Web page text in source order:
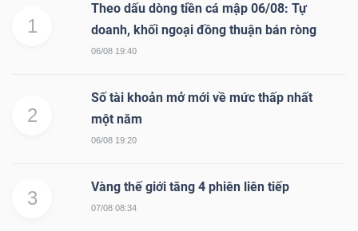
1
Theo dấu dòng tiền cá mập 06/08: Tự
doanh, khối ngoại đồng thuận bán ròng
06/08 19:40
2
Số tài khoản mở mới về mức thấp nhất
một năm
06/08 19:20
3
Vàng thế giới tăng 4 phiên liên tiếp
07/08 08:34